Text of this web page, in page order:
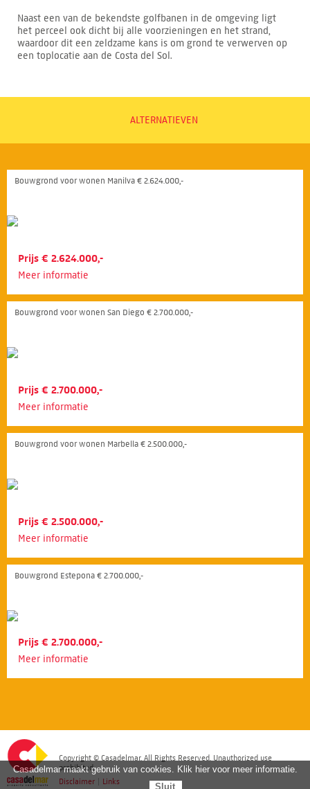
Naast een van de bekendste golfbanen in de omgeving ligt
het perceel ook dicht bij alle voorzieningen en het strand,
waardoor dit een zeldzame kans is om grond te verwerven op
een toplocatie aan de Costa del Sol.
ALTERNATIEVEN
Bouwgrond voor wonen Manilva € 2.624.000,-
Prijs € 2.624.000,-
Meer informatie
Bouwgrond voor wonen San Diego € 2.700.000,-
Prijs € 2.700.000,-
Meer informatie
Bouwgrond voor wonen Marbella € 2.500.000,-
Prijs € 2.500.000,-
Meer informatie
Bouwgrond Estepona € 2.700.000,-
Prijs € 2.700.000,-
Meer informatie
Copyright © Casadelmar. All Rights Reserved. Unauthorized use
prohibited.
Disclaimer | Links
Casadelmar maakt gebruik van cookies. Klik hier voor meer informatie.
Sluit